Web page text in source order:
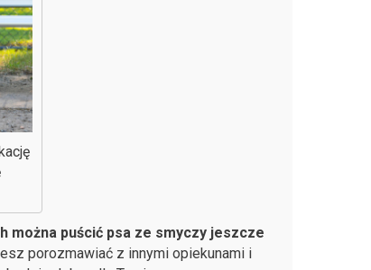
można puścić psa ze smyczy jeszcze
porozmawiać z innymi opiekunami i